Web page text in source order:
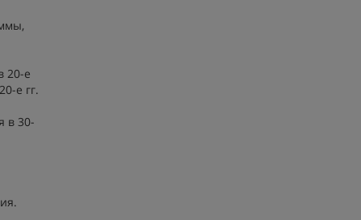
20-е
е гг.
в 30-